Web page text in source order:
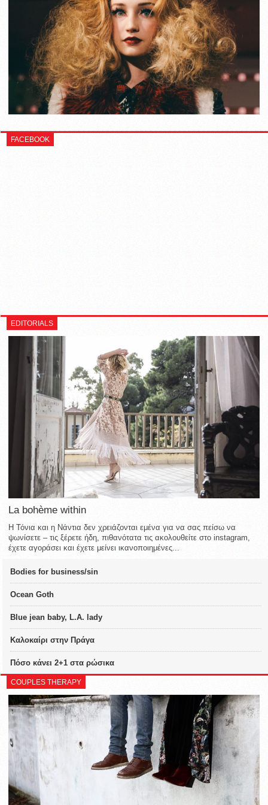
FACEBOOK
EDITORIALS
La bohème within
Η Τόνια και η Νάντια δεν χρειάζονται εμένα για να σας πείσω να
ψωνίσετε – τις ξέρετε ήδη, πιθανότατα τις ακολουθείτε στο instagram,
έχετε αγοράσει και έχετε μείνει ικανοποιημένες...
Bodies for business/sin
Ocean Goth
Blue jean baby, L.A. lady
Καλοκαίρι στην Πράγα
Πόσο κάνει 2+1 στα ρώσικα
COUPLES THERAPY